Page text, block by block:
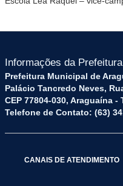
Informações da Prefeitura
Prefeitura Municipal de
Palácio Tancredo Neves,
CEP 77804-030, Araguaína -
Telefone de Contato: (63)
CANAIS DE ATENDIMENTO